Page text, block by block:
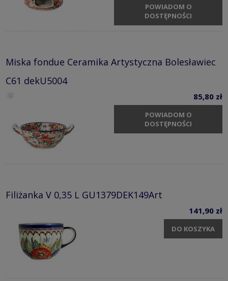
POWIADOM O
DOSTĘPNOŚCI
Miska fondue Ceramika Artystyczna Bolesławiec
C61 dekU5004
85,80 zł
POWIADOM O
DOSTĘPNOŚCI
Filiżanka V 0,35 L GU1379DEK149Art
141,90 zł
DO KOSZYKA